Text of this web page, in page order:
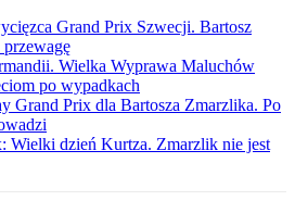
Grand Prix Szwecji. Bartosz
Wielka Wyprawa Maluchów
po wypadkach
Grand Prix dla Bartosza Zmarzlika. Po
Wielki dzień Kurtza. Zmarzlik nie jest